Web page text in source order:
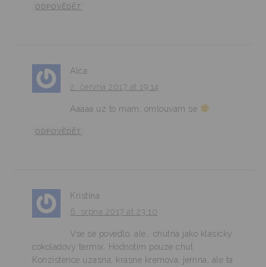
ODPOVĚDĚT
Alca
2. června 2017 at 19:14
Aaaaa uz to mam, omlouvam se
ODPOVĚDĚT
Kristína
6. srpna 2017 at 23:10
Vse se povedlo, ale… chutna jako klasicky
cokoladovy termix. Hodnotim pouze chut.
Konzistence uzasna, krasne kremova, jemna, ale ta